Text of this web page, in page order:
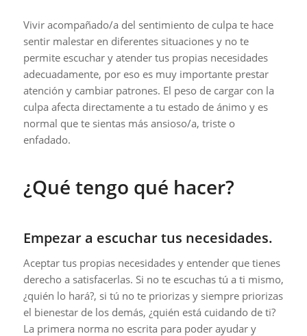
Vivir acompañado/a del sentimiento de culpa te hace
sentir malestar en diferentes situaciones y no te
permite escuchar y atender tus propias necesidades
adecuadamente, por eso es muy importante prestar
atención y cambiar patrones. El peso de cargar con la
culpa afecta directamente a tu estado de ánimo y es
normal que te sientas más ansioso/a, triste o
enfadado.
¿Qué tengo qué hacer?
Empezar a escuchar tus necesidades.
Aceptar tus propias necesidades y entender que tienes
derecho a satisfacerlas. Si no te escuchas tú a ti mismo,
¿quién lo hará?, si tú no te priorizas y siempre priorizas
el bienestar de los demás, ¿quién está cuidando de ti?
La primera norma no escrita para poder ayudar y